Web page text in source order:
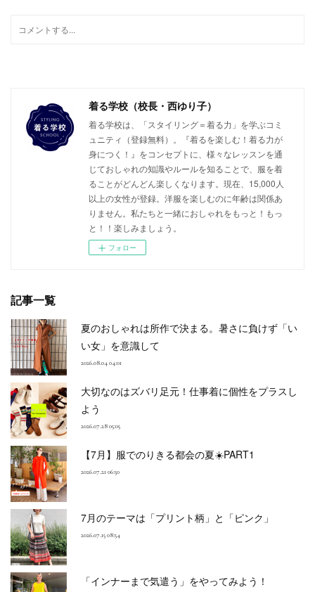
着る学校（校長・西ゆり子）
着る学校は、「スタイリング＝着る力」を学ぶコミ
ュニティ（登録無料）。『着るを楽しむ！着る力が
身につく！』をコンセプトに、様々なレッスンを通
じておしゃれの知識やルールを知ることで、服を着
ることがどんどん楽しくなります。現在、15,000人
以上の女性が登録。洋服を楽しむのに年齢は関係あ
りません。私たちと一緒におしゃれをもっと！もっ
と！！楽しみましょう。
フォロー
記事一覧
夏のおしゃれは所作で決まる。暑さに負けず「い
い女」を意識して
2026.08.04 04:01
大切なのはズバリ足元！仕事着に個性をプラスし
よう
2026.07.28 05:05
【7月】服でのりきる都会の夏☀️PART1
2026.07.21 06:50
7月のテーマは「プリント柄」と「ピンク」
2026.07.15 08:54
「インナーまで気遣う」をやってみよう！